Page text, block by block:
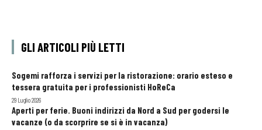
GLI ARTICOLI PIÙ LETTI
Sogemi rafforza i servizi per la ristorazione: orario esteso e
tessera gratuita per i professionisti HoReCa
29 Luglio 2026
Aperti per ferie. Buoni indirizzi da Nord a Sud per godersi le
vacanze (o da scorprire se si è in vacanza)